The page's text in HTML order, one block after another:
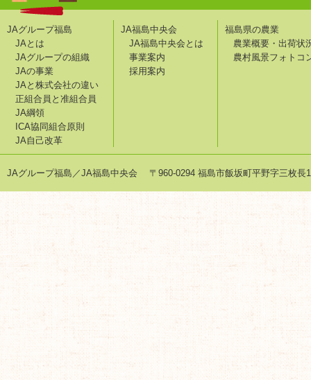
JAグループ福島
JAとは
JAグループの組織
JAの事業
JAと株式会社の違い
正組合員と准組合員
JA綱領
ICA協同組合原則
JA自己改革
JA福島中央会
JA福島中央会とは
事業案内
採用案内
福島県の農業
農業概要・出荷状
農村風景フォトコ
JAグループ福島／JA福島中央会 〒960-0294 福島市飯坂町平野字三枚長